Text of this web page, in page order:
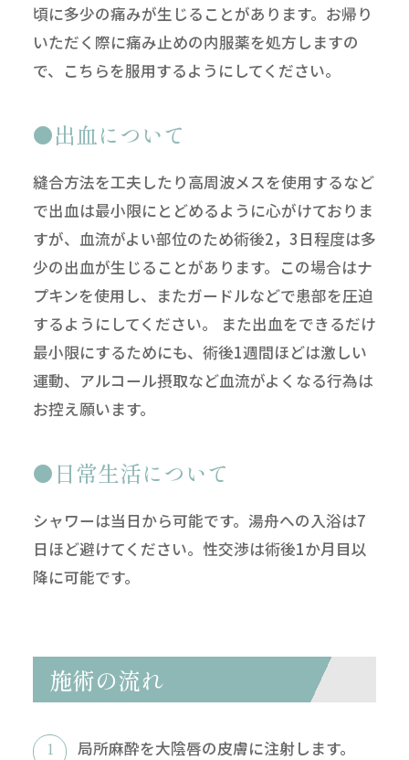
頃に多少の痛みが生じることがあります。お帰り
いただく際に痛み止めの内服薬を処方しますの
で、こちらを服用するようにしてください。
出血について
縫合方法を工夫したり高周波メスを使用するなど
で出血は最小限にとどめるように心がけておりま
すが、血流がよい部位のため術後2，3日程度は多
少の出血が生じることがあります。この場合はナ
プキンを使用し、またガードルなどで患部を圧迫
するようにしてください。 また出血をできるだけ
最小限にするためにも、術後1週間ほどは激しい
運動、アルコール摂取など血流がよくなる行為は
お控え願います。
日常生活について
シャワーは当日から可能です。湯舟への入浴は7
日ほど避けてください。性交渉は術後1か月目以
降に可能です。
施術の流れ
局所麻酔を大陰唇の皮膚に注射します。